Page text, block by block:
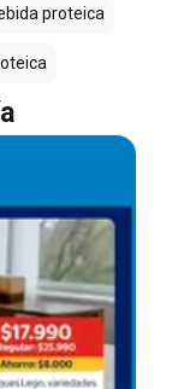
proteica